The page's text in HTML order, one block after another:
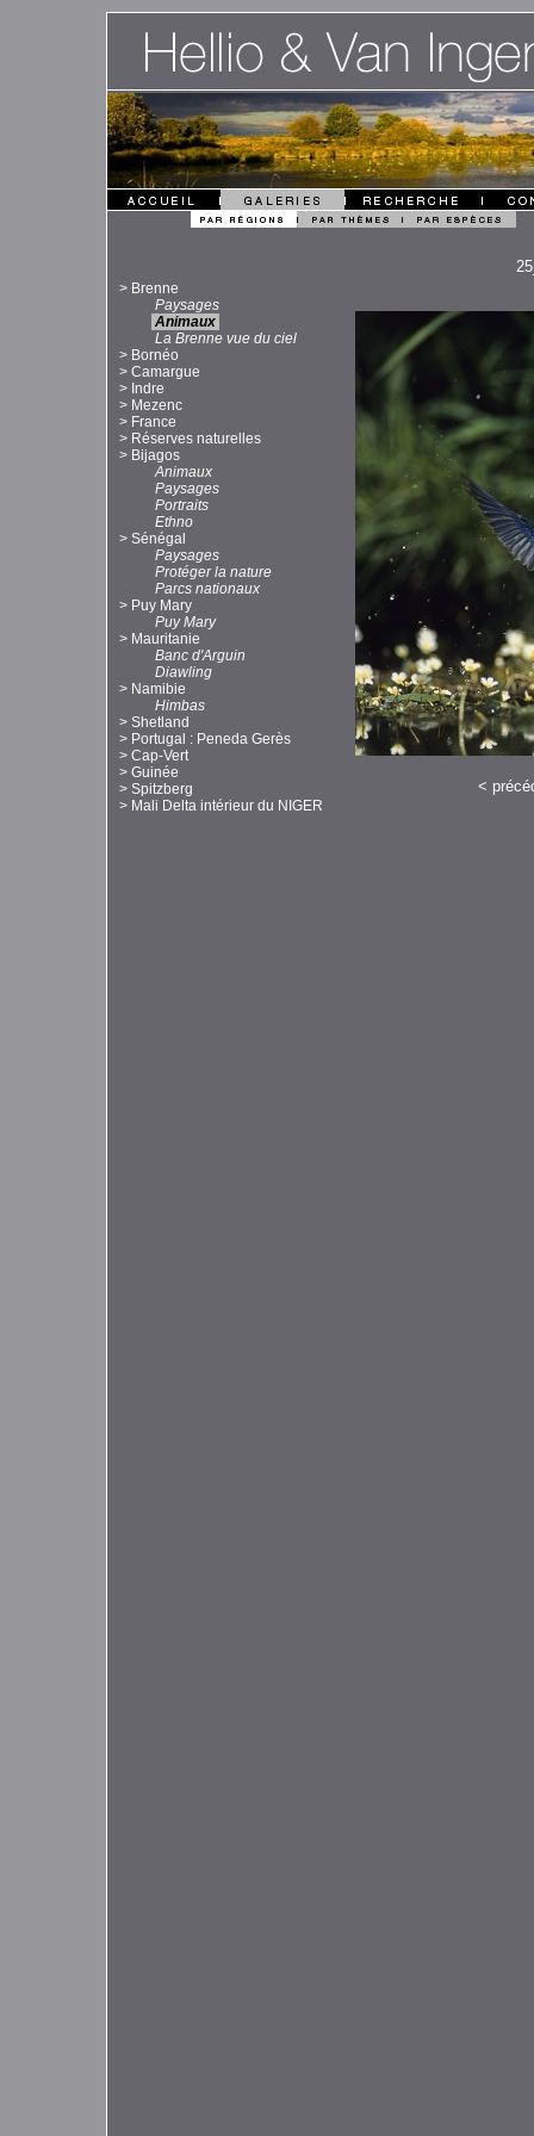
> Brenne
Paysages
Animaux
La Brenne vue du ciel
> Bornéo
> Camargue
> Indre
> Mezenc
> France
> Réserves naturelles
> Bijagos
Animaux
Paysages
Portraits
Ethno
> Sénégal
Paysages
Protéger la nature
Parcs nationaux
> Puy Mary
Puy Mary
> Mauritanie
Banc d'Arguin
Diawling
> Namibie
Himbas
> Shetland
> Portugal : Peneda Gerès
> Cap-Vert
> Guinée
> Spitzberg
> Mali Delta intérieur du NIGER
<